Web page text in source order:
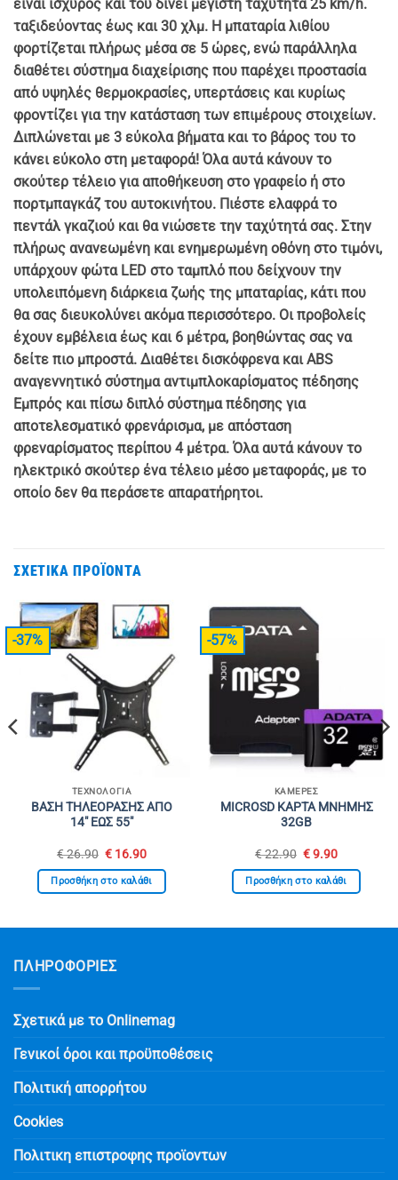
είναι ισχυρός και του δίνει μέγιστη ταχύτητα 25 km/h.
ταξιδεύοντας έως και 30 χλμ. Η μπαταρία λιθίου
φορτίζεται πλήρως μέσα σε 5 ώρες, ενώ παράλληλα
διαθέτει σύστημα διαχείρισης που παρέχει προστασία
από υψηλές θερμοκρασίες, υπερτάσεις και κυρίως
φροντίζει για την κατάσταση των επιμέρους στοιχείων.
Διπλώνεται με 3 εύκολα βήματα και το βάρος του το
κάνει εύκολο στη μεταφορά! Όλα αυτά κάνουν το
σκούτερ τέλειο για αποθήκευση στο γραφείο ή στο
πορτμπαγκάζ του αυτοκινήτου. Πιέστε ελαφρά το
πεντάλ γκαζιού και θα νιώσετε την ταχύτητά σας. Στην
πλήρως ανανεωμένη και ενημερωμένη οθόνη στο τιμόνι,
υπάρχουν φώτα LED στο ταμπλό που δείχνουν την
υπολειπόμενη διάρκεια ζωής της μπαταρίας, κάτι που
θα σας διευκολύνει ακόμα περισσότερο. Οι προβολείς
έχουν εμβέλεια έως και 6 μέτρα, βοηθώντας σας να
δείτε πιο μπροστά. Διαθέτει δισκόφρενα και ABS
αναγεννητικό σύστημα αντιμπλοκαρίσματος πέδησης
Εμπρός και πίσω διπλό σύστημα πέδησης για
αποτελεσματικό φρενάρισμα, με απόσταση
φρεναρίσματος περίπου 4 μέτρα. Όλα αυτά κάνουν το
ηλεκτρικό σκούτερ ένα τέλειο μέσο μεταφοράς, με το
οποίο δεν θα περάσετε απαρατήρητοι.
ΣΧΕΤΙΚΆ ΠΡΟΪΌΝΤΑ
-37%
ΤΕΧΝΟΛΟΓΊΑ
ΒΑΣΗ ΤΗΛΕΟΡΑΣΗΣ ΑΠΟ
14″ ΕΩΣ 55″
€26.90 Original
was:
€ 26.90.
€ 16.90Η
τιμή
είναι:
€ 16.90.
Προσθήκη στο καλάθι
-57%
ΚΆΜΕΡΕΣ
MICROSD ΚΑΡΤΑ ΜΝΗΜΗΣ
32GB
€22.90 Original
was:
€ 22.90.
€9.90Η
τιμή
είναι:
€ 9.90.
Προσθήκη στο καλάθι
ΠΛΗΡΟΦΟΡΙΕΣ
Σχετικά με το Onlinemag
Γενικοί όροι και προϋποθέσεις
Πολιτική απορρήτου
Cookies
Πολιτικη επιστροφης προϊοντων